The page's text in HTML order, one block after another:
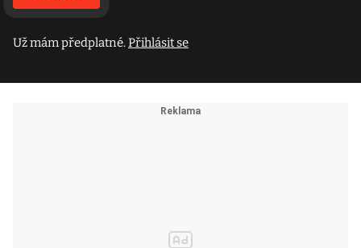
Už mám předplatné.Přihlásit se